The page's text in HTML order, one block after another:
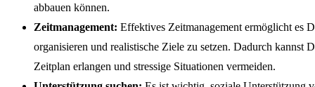
abbauen können.
Zeitmanagement: Effektives Zeitmanagement ermöglicht es
organisieren und realistische Ziele zu setzen. Dadurch kannst
Zeitplan erlangen und stressige Situationen vermeiden.